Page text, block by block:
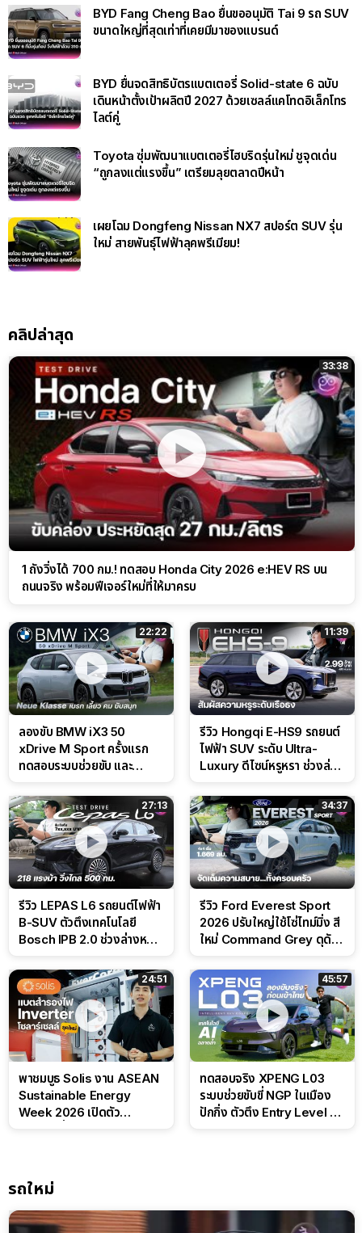
BYD Fang Cheng Bao ยื่นขออนุมัติ Tai 9 รถ SUV
ขนาดใหญ่ที่สุดเท่าที่เคยมีมาของแบรนด์
BYD ยื่นจดสิทธิบัตรแบตเตอรี่ Solid-state 6 ฉบับ
เดินหน้าตั้งเป้าผลิตปี 2027 ด้วยเซลล์แคโทดอิเล็กโทร
ไลต์คู่
Toyota ซุ่มพัฒนาแบตเตอรี่ไฮบริดรุ่นใหม่ ชูจุดเด่น
“ถูกลงแต่แรงขึ้น” เตรียมลุยตลาดปีหน้า
เผยโฉม Dongfeng Nissan NX7 สปอร์ต SUV รุ่น
ใหม่ สายพันธุ์ไฟฟ้าลุคพรีเมียม!
คลิปล่าสุด
33:38
1 ถังวิ่งได้ 700 กม.! ทดสอบ Honda City 2026 e:HEV RS บน
ถนนจริง พร้อมฟีเจอร์ใหม่ที่ให้มาครบ
22:22
ลองขับ BMW iX3 50
xDrive M Sport ครั้งแรก
ทดสอบระบบช่วยขับ และ
สนาม
11:39
รีวิว Hongqi E-HS9 รถยนต์
ไฟฟ้า SUV ระดับ Ultra-
Luxury ดีไซน์หรูหรา ช่วงล่าง
27:13
รีวิว LEPAS L6 รถยนต์ไฟฟ้า
B-SUV ตัวตึงเทคโนโลยี
Bosch IPB 2.0 ช่วงล่างหนึบ
34:37
รีวิว Ford Everest Sport
2026 ปรับใหญ่ใช้โซ่ไทม์มิ่ง สี
ใหม่ Command Grey ดุดัน
24:51
พาชมบูธ Solis งาน ASEAN
Sustainable Energy
Week 2026 เปิดตัว
45:57
ทดสอบจริง XPENG L03
ระบบช่วยขับขี่ NGP ในเมือง
ปักกิ่ง ตัวตึง Entry Level ที่
รถใหม่